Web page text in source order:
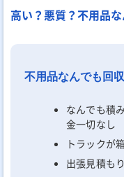
高い？悪質？不用品
不用品なんでも回
なんでも積
金一切なし
トラックが
出張見積も